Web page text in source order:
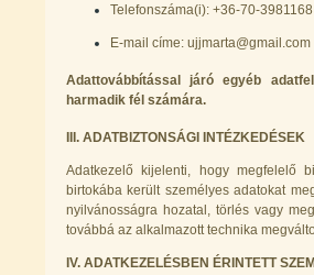
Telefonszáma(i): +36-70-3981168
E-mail címe: ujjmarta@gmail.com
Adattovábbítással járó egyéb
harmadik fél számára.
III. ADATBIZTONSÁGI INTÉZKEDÉSEK
Adatkezelő kijelenti, hogy megfelelő
birtokába került személyes adatokat
nyilvánosságra hozatal, törlés vagy
továbbá az alkalmazott technika
IV. ADATKEZELÉSBEN ÉRINTETT